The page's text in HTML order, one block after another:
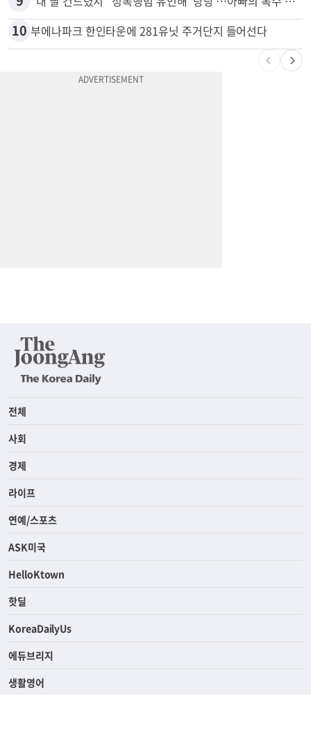
8 계좌만 열어도 최대 5000불…체킹 보너스 무한 경쟁
9
부에나파크 한인타운에 281유닛 주거단지 들어선다
전체
사회
경제
라이프
연예/스포츠
ASK미국
HelloKtown
핫딜
KoreaDailyUs
에듀브리지